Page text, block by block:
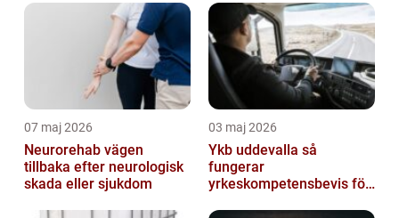
07 maj 2026
Neurorehab vägen
tillbaka efter neurologisk
skada eller sjukdom
03 maj 2026
Ykb uddevalla så
fungerar
yrkeskompetensbevis för